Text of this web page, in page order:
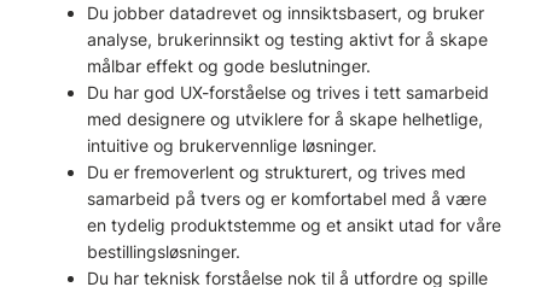
Du jobber datadrevet og innsiktsbasert, og bruker
analyse, brukerinnsikt og testing aktivt for å skape
målbar effekt og gode beslutninger.
Du har god UX-forståelse og trives i tett samarbeid
med designere og utviklere for å skape helhetlige,
intuitive og brukervennlige løsninger.
Du er fremoverlent og strukturert, og trives med
samarbeid på tvers og er komfortabel med å være
en tydelig produktstemme og et ansikt utad for våre
bestillingsløsninger.
Du har teknisk forståelse nok til å utfordre og spille